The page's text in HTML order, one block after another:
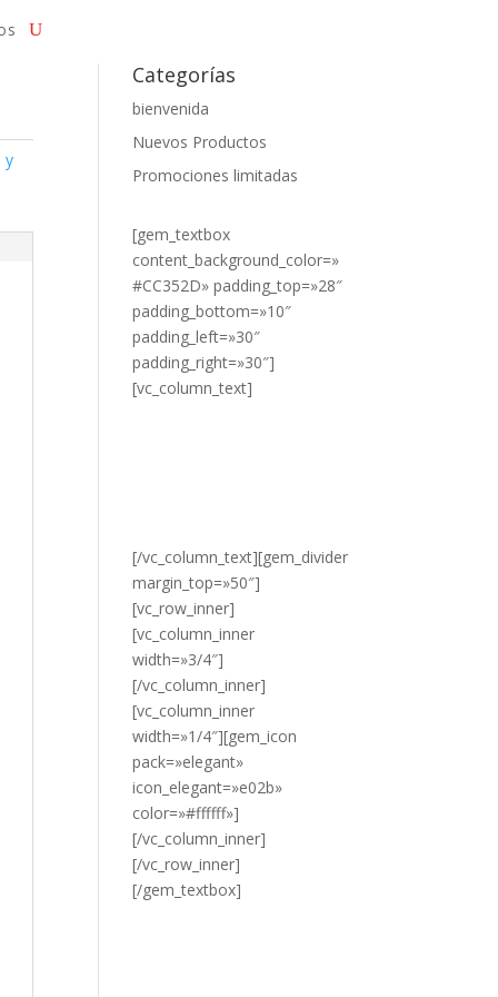
y
Categorías
bienvenida
Nuevos Productos
Promociones limitadas
[gem_textbox
content_background_color=»
#CC352D» padding_top=»28″
padding_bottom=»10″
padding_left=»30″
padding_right=»30″]
[vc_column_text]
[/vc_column_text][gem_divider
margin_top=»50″]
[vc_row_inner]
[vc_column_inner
width=»3/4″]
[/vc_column_inner]
[vc_column_inner
width=»1/4″][gem_icon
pack=»elegant»
icon_elegant=»e02b»
color=»#ffffff»]
[/vc_column_inner]
[/vc_row_inner]
[/gem_textbox]